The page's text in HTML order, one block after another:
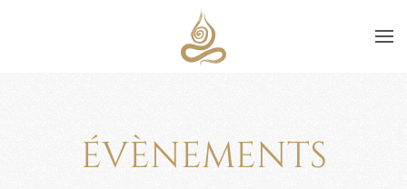
ÉVÈNEMENTS